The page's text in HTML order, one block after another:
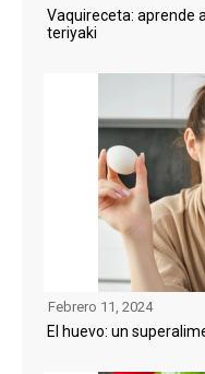
Vaquireceta: aprende
teriyaki
Febrero 11, 2024
El huevo: un